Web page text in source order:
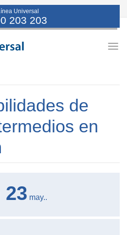
Universal
203 203
de
en
23 may..